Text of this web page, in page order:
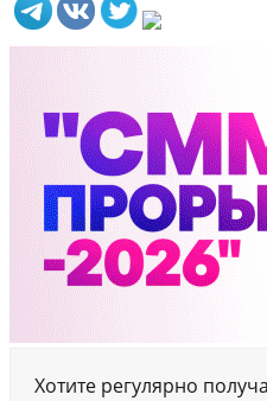
Хотите регулярно